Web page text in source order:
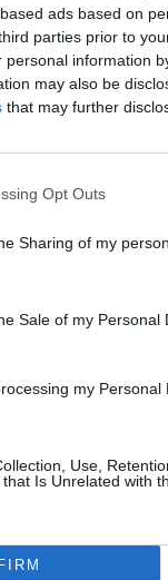
ads based on
parties prior to
information
may also be
that may further
Opt Outs
Sharing of my
Sale of my Personal
my Personal
Use,
Is Unrelated with
Trump,